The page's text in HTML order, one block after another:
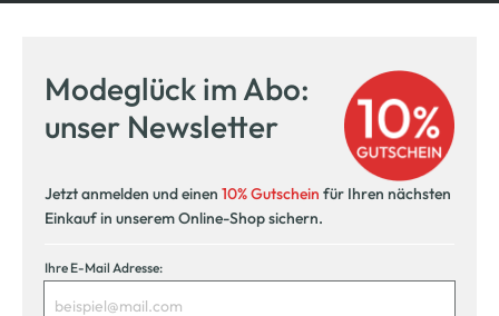
Modeglück im Abo:
unser Newsletter
Jetzt anmelden und einen 10% Gutschein für Ihren nächsten
Einkauf in unserem Online-Shop sichern.
Ihre E-Mail Adresse: